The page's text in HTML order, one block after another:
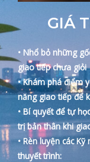
GIÁ
• Nhổ bỏ những
giao tiếp chưa giỏi
• Khám phá điểm
năng giao tiếp để
• Bí quyết để tự
trị bản thân khi
• Rèn luyện các
thuyết trình: